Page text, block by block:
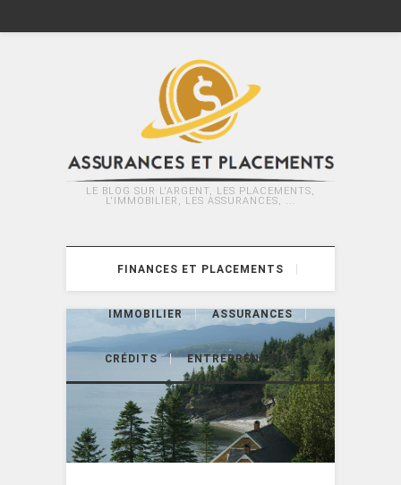
LE BLOG SUR L'ARGENT, LES PLACEMENTS,
L'IMMOBILIER, LES ASSURANCES, ...
FINANCES ET PLACEMENTS
IMMOBILIER ASSURANCES
CRÉDITS ENTREPRENARIAT